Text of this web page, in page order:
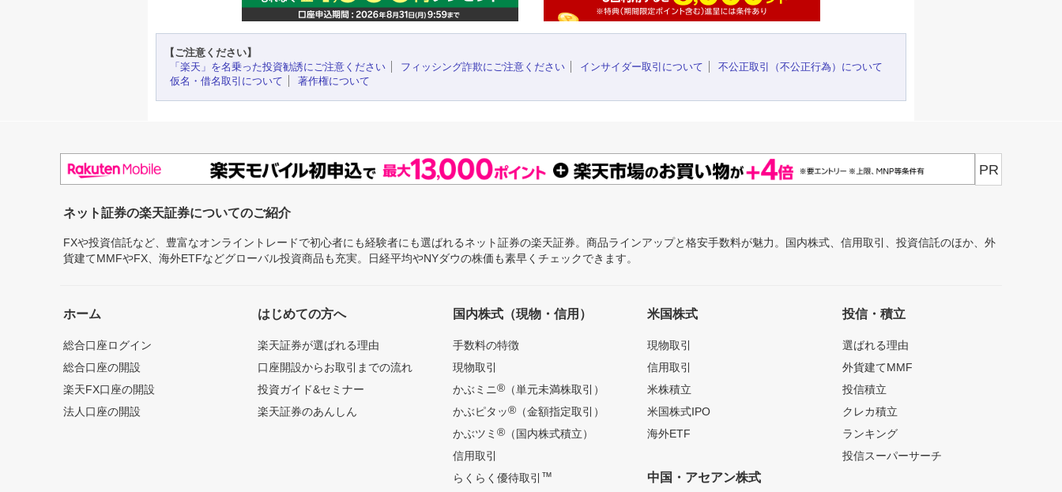
【ご注意ください】
「楽天」を名乗った投資勧誘にご注意ください
フィッシング詐欺にご注意ください インサイダー取引について
不公正取引（不公正行為）について
仮名・借名取引について
著作権について
PR
ネット証券の楽天証券についてのご紹介
FXや投資信託など、豊富なオンライントレードで初心者にも経験者にも選ばれるネット証券の楽天証券。商品ラインアップと格安手数料が魅力。国内株式、信用取引、投資信託のほか、外
貨建てMMFやFX、海外ETFなどグローバル投資商品も充実。日経平均やNYダウの株価も素早くチェックできます。
ホーム
総合口座ログイン
総合口座の開設
楽天FX口座の開設
法人口座の開設
はじめての方へ
楽天証券が選ばれる理由
口座開設からお取引までの流れ
投資ガイド&セミナー
楽天証券のあんしん
国内株式（現物・信用）
手数料の特徴
現物取引
かぶミニ®（単元未満株取引）
かぶピタッ®（金額指定取引）
かぶツミ ®（国内株式積立）
信用取引
らくらく優待取引 ™
米国株式
現物取引
信用取引
米株積立
米国株式IPO
海外ETF
中国・アセアン株式
投信・積立
選ばれる理由
外貨建てMMF
投信積立
クレカ積立
ランキング
投信スーパーサーチ